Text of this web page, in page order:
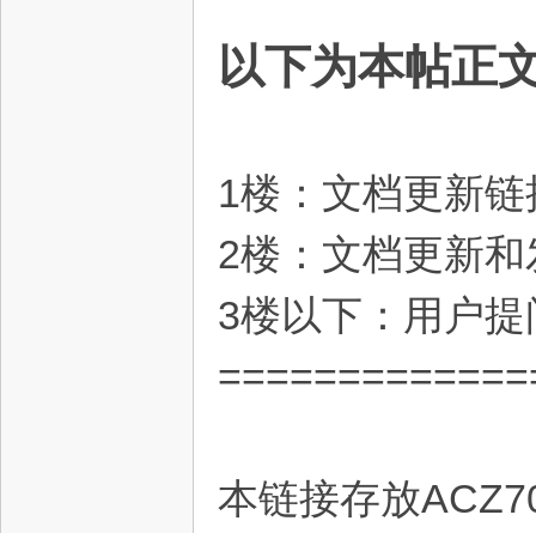
以下为本帖正
1楼：文档更新
2楼：文档更新
3楼以下：用户
本链接存放